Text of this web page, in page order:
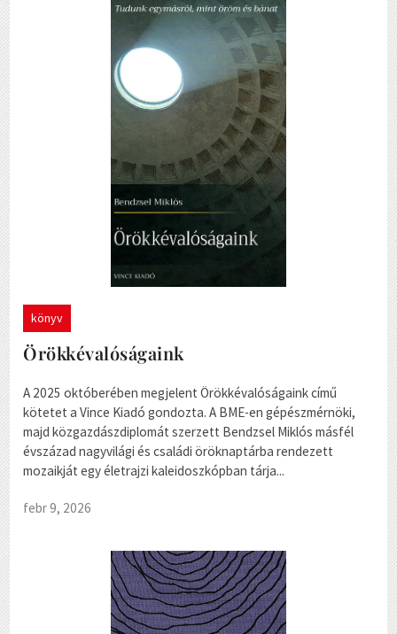
könyv
Örökkévalóságaink
A 2025 októberében megjelent Örökkévalóságaink című
kötetet a Vince Kiadó gondozta. A BME-en gépészmérnöki,
majd közgazdászdiplomát szerzett Bendzsel Miklós másfél
évszázad nagyvilági és családi öröknaptárba rendezett
mozaikját egy életrajzi kaleidoszkópban tárja...
febr 9, 2026